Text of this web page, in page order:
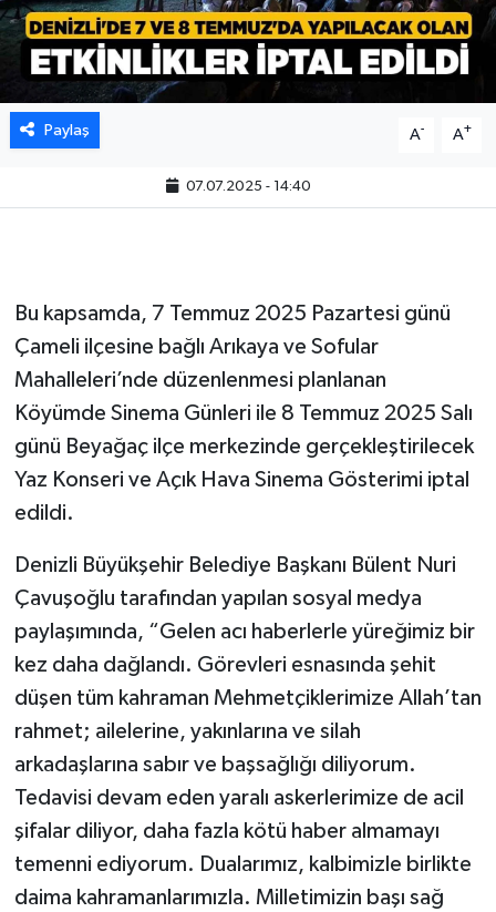
Paylaş A- A+
07.07.2025 - 14:40
Bu kapsamda, 7 Temmuz 2025 Pazartesi günü
Çameli ilçesine bağlı Arıkaya ve Sofular
Mahalleleri’nde düzenlenmesi planlanan
Köyümde Sinema Günleri ile 8 Temmuz 2025 Salı
günü Beyağaç ilçe merkezinde gerçekleştirilecek
Yaz Konseri ve Açık Hava Sinema Gösterimi iptal
edildi.
Denizli Büyükşehir Belediye Başkanı Bülent Nuri
Çavuşoğlu tarafından yapılan sosyal medya
paylaşımında, “Gelen acı haberlerle yüreğimiz bir
kez daha dağlandı. Görevleri esnasında şehit
düşen tüm kahraman Mehmetçiklerimize Allah’tan
rahmet; ailelerine, yakınlarına ve silah
arkadaşlarına sabır ve başsağlığı diliyorum.
Tedavisi devam eden yaralı askerlerimize de acil
şifalar diliyor, daha fazla kötü haber almamayı
temenni ediyorum. Dualarımız, kalbimizle birlikte
daima kahramanlarımızla. Milletimizin başı sağ